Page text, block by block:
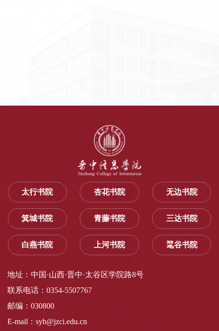
太行书院 杏花书院 无边书院
箕城书院 青藤书院 三达书院
白燕书院 上河书院 毣谷书院
地址：中国·山西·晋中·太谷区学院路8号
联系电话：0354-5507767
邮编：030800
E-mail：syb@jzci.edu.cn